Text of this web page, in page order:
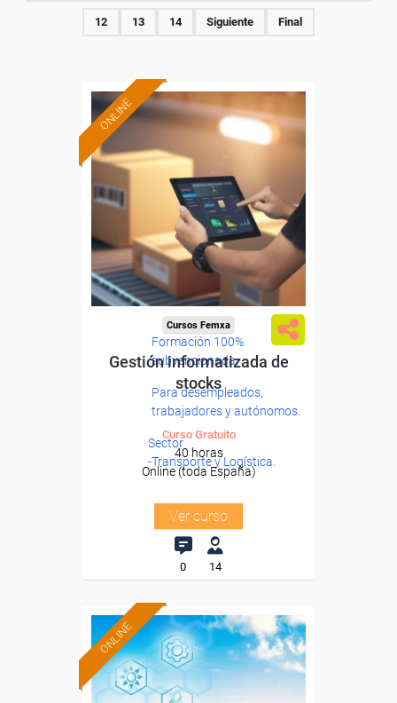
12 13 14 Siguiente Final
ONLINE
Formación 100%
subvencionada.
Para desempleados,
trabajadores y autónomos.
Sector
-Transporte y Logística.
Cursos Femxa
Gestión informatizada de
stocks
Curso Gratuito
40 horas
Online (toda España)
Ver curso
0 14
ONLINE